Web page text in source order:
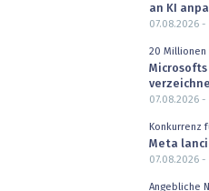
an KI
07.08.2026 -
20 Millionen
07.08.2026 -
Konkurrenz
Meta
07.08.2026 -
Angebliche